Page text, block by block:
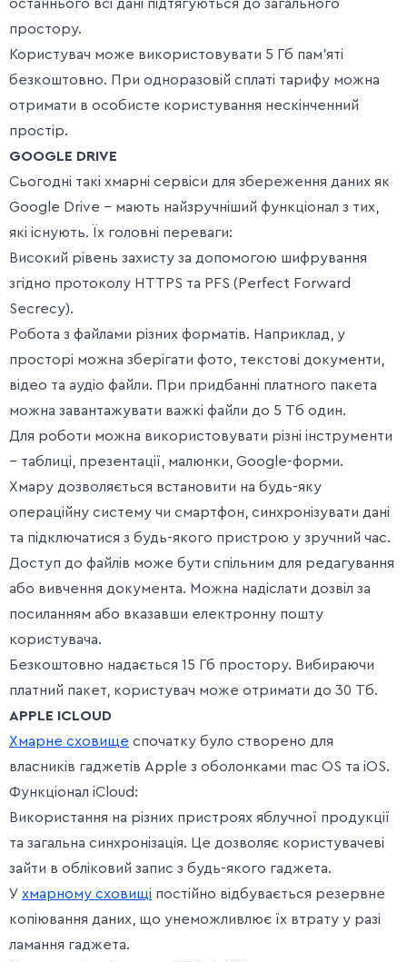
останнього всі дані підтягуються до загального
простору.
Користувач може використовувати 5 Гб пам’яті
безкоштовно. При одноразовій сплаті тарифу можна
отримати в особисте користування нескінченний
простір.
GOOGLE DRIVE
Сьогодні такі хмарні сервіси для збереження даних як
Google Drive – мають найзручніший функціонал з тих,
які існують. Їх головні переваги:
Високий рівень захисту за допомогою шифрування
згідно протоколу HTTPS та PFS (Perfect Forward
Secrecy).
Робота з файлами різних форматів. Наприклад, у
просторі можна зберігати фото, текстові документи,
відео та аудіо файли. При придбанні платного пакета
можна завантажувати важкі файли до 5 Тб один.
Для роботи можна використовувати різні інструменти
– таблиці, презентації, малюнки, Google-форми.
Хмару дозволяється встановити на будь-яку
операційну систему чи смартфон, синхронізувати дані
та підключатися з будь-якого пристрою у зручний час.
Доступ до файлів може бути спільним для редагування
або вивчення документа. Можна надіслати дозвіл за
посиланням або вказавши електронну пошту
користувача.
Безкоштовно надається 15 Гб простору. Вибираючи
платний пакет, користувач може отримати до 30 Тб.
APPLE ICLOUD
Хмарне сховище спочатку було створено для
власників гаджетів Apple з оболонками mac OS та iOS.
Функціонал iCloud:
Використання на різних пристроях яблучної продукції
та загальна синхронізація. Це дозволяє користувачеві
зайти в обліковий запис з будь-якого гаджета.
У хмарному сховищі постійно відбувається резервне
копіювання даних, що унеможливлює їх втрату у разі
ламання гаджета.